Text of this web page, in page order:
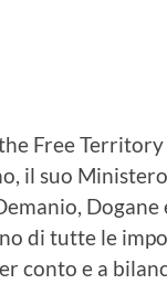
Free Territory
il suo
di tutte le
conto e a